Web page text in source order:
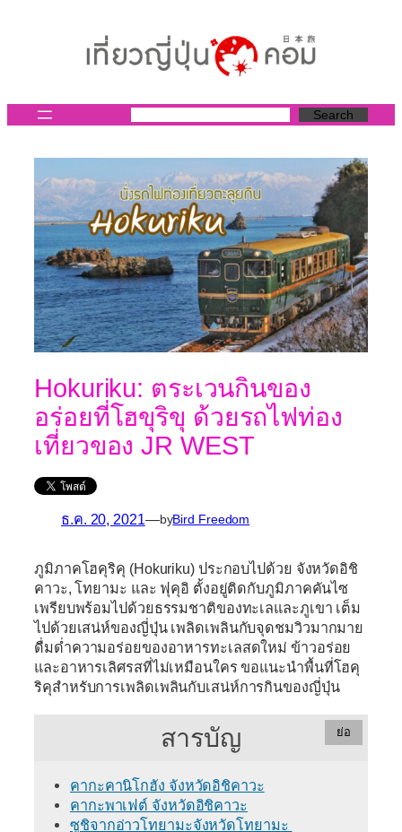
Search
Hokuriku: ตระเวนกินของ
อร่อยที่โฮขุริขุ ด้วยรถไฟท่อง
เที่ยวของ JR WEST
ธ.ค. 20, 2021—byBird Freedom
ภูมิภาคโฮคุริคุ (Hokuriku)ประกอบไปด้วย จังหวัดอิชิ
คาวะ, โทยามะ และ ฟุคุอิ ตั้งอยู่ติดกับภูมิภาคคันไซ
เพรียบพร้อมไปด้วยธรรมชาติของทะเลและภูเขา เต็ม
ไปด้วยเสน่ห์ของญี่ปุ่น เพลิดเพลินกับจุดชมวิวมากมาย
ดื่มด่ำความอร่อยของอาหารทะเลสดใหม่ ข้าวอร่อย
และอาหารเลิศรสที่ไม่เหมือนใคร ขอแนะนำพื้นที่โฮคุ
ริคุสำหรับการเพลิดเพลินกับเสน่ห์การกินของญี่ปุ่น
สารบัญ ย่อ
คากะคานิโกฮัง จังหวัดอิชิคาวะ
คากะพาเฟต์ จังหวัดอิชิคาวะ
ซูชิจากอ่าวโทยามะจังหวัดโทยามะ